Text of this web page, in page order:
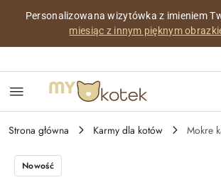
Przejdź do treści głównej
Przejdź do wyszukiwarki
Przejdź do moje konto
Przejdź do menu głównego
Przejdź do opisu produktu
Przejdź do stopki
Personalizowana wizytówka z imieniem
miesiąc z innym pięknym
Strona główna Karmy dla kotów Mokre
Nowość